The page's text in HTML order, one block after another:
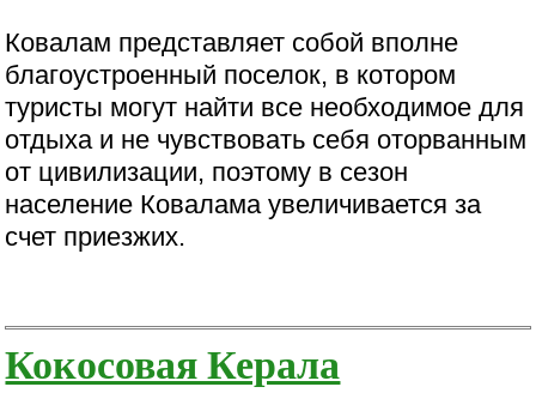
Ковалам представляет собой вполне
благоустроенный поселок, в котором
туристы могут найти все необходимое для
отдыха и не чувствовать себя оторванным
от цивилизации, поэтому в сезон
население Ковалама увеличивается за
счет приезжих.
Кокосовая Керала